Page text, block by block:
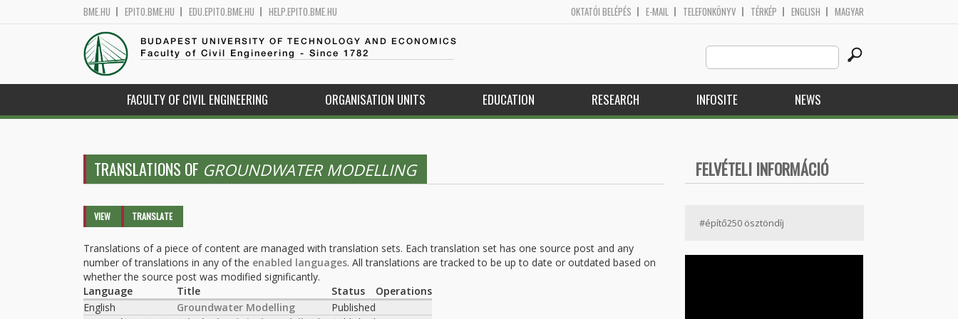
BME.HU EPITO.BME.HU EDU.EPITO.BME.HU HELP.EPITO.BME.HU OKTATÓI BELÉPÉS E-MAIL TELEFONKÖNYV TÉRKÉP ENGLISH MAGYAR
BUDAPEST UNIVERSITY OF TECHNOLOGY AND ECONOMICS
Faculty of Civil Engineering - Since 1782
Search
this
site
FACULTY OF CIVIL ENGINEERING ORGANISATION UNITS EDUCATION RESEARCH INFOSITE NEWS
TRANSLATIONS OF GROUNDWATER MODELLING
Primary tabs
VIEW TRANSLATE
Translations of a piece of content are managed with translation sets. Each translation set has one source post and any
number of translations in any of the enabled languages. All translations are tracked to be up to date or outdated based on
whether the source post was modified significantly.
Language
Title Status
Operations
English
Groundwater Modelling
Published
FELVÉTELI INFORMÁCIÓ
#építő250 ösztöndíj